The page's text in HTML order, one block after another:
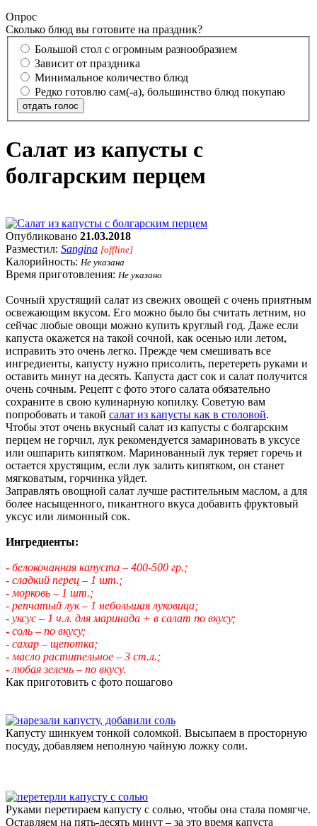
Опрос
Сколько блюд вы готовите на праздник?
Большой стол с огромным разнообразием
Зависит от праздника
Минимальное количество блюд
Редко готовлю сам(-а), большинство блюд покупаю
отдать голос
Салат из капусты с
болгарским перцем
Опубликовано 21.03.2018
Разместил: Sangina [offline]
Калорийность: Не указана
Время приготовления: Не указано
Сочный хрустящий салат из свежих овощей с очень приятным
освежающим вкусом. Его можно было бы считать летним, но
сейчас любые овощи можно купить круглый год. Даже если
капуста окажется на такой сочной, как осенью или летом,
исправить это очень легко. Прежде чем смешивать все
ингредиенты, капусту нужно присолить, перетереть руками и
оставить минут на десять. Капуста даст сок и салат получится
очень сочным. Рецепт с фото этого салата обязательно
сохраните в свою кулинарную копилку. Советую вам
попробовать и такой салат из капусты как в столовой.
Чтобы этот очень вкусный салат из капусты с болгарским
перцем не горчил, лук рекомендуется замариновать в уксусе
или ошпарить кипятком. Маринованный лук теряет горечь и
остается хрустящим, если лук залить кипятком, он станет
мягковатым, горчинка уйдет.
Заправлять овощной салат лучше растительным маслом, а для
более насыщенного, пикантного вкуса добавить фруктовый
уксус или лимонный сок.
Ингредиенты:
- белокочанная капуста – 400-500 гр.;
- сладкий перец – 1 шт.;
- морковь – 1 шт.;
- репчатый лук – 1 небольшая луковица;
- уксус – 1 ч.л. для маринада + в салат по вкусу;
- соль – по вкусу;
- сахар – щепотка;
- масло растительное – 3 ст.л.;
- любая зелень – по вкусу.
Как приготовить с фото пошагово
Капусту шинкуем тонкой соломкой. Высыпаем в просторную
посуду, добавляем неполную чайную ложку соли.
Руками перетираем капусту с солью, чтобы она стала помягче.
Оставляем на пять-десять минут – за это время капуста